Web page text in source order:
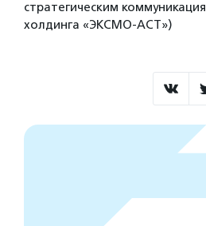
стратегическим
холдинга «ЭКСМО-АСТ»)